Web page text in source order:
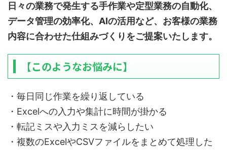
日々の業務で発生する手作業や定型業務の自動化、
データ管理の効率化、AIの活用など、お客様の業務
内容に合わせた仕組みづくりをご提案いたします。
【このようなお悩みに】
・毎日同じ作業を繰り返している
・Excelへの入力や集計に時間が掛かる
・転記ミスや入力ミスを減らしたい
・複数のExcelやCSVファイルをまとめて処理した